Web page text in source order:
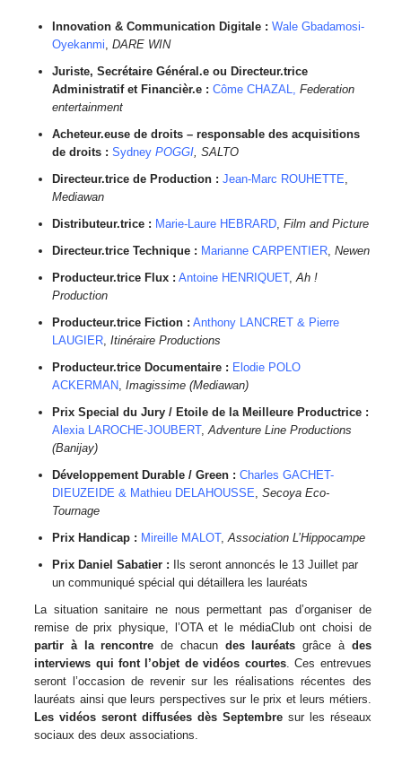
Innovation & Communication Digitale : Wale Gbadamosi-
Oyekanmi,DARE WIN
Juriste, Secrétaire Général.e ou Directeur.trice
Administratif et Financièr.e : Côme CHAZAL, Federation
entertainment
Acheteur.euse de droits – responsable des acquisitions
de droits : SydneyPOGGI, SALTO
Directeur.trice de Production : Jean-Marc ROUHETTE,
Mediawan
Distributeur.trice : Marie-Laure HEBRARD,Film and Picture
Directeur.trice Technique : Marianne CARPENTIER,Newen
Producteur.trice Flux : Antoine HENRIQUET,Ah !
Production
Producteur.trice Fiction : Anthony LANCRET & Pierre
LAUGIER,Itinéraire Productions
Producteur.trice Documentaire : Elodie POLO
ACKERMAN,Imagissime (Mediawan)
Prix Special du Jury / Etoile de la Meilleure Productrice :
Alexia LAROCHE-JOUBERT,Adventure Line Productions
(Banijay)
Développement Durable / Green : Charles GACHET-
DIEUZEIDE & Mathieu DELAHOUSSE,Secoya Eco-
Tournage
Prix Handicap : Mireille MALOT,Association L’Hippocampe
Prix Daniel Sabatier : Ils seront annoncés le 13 Juillet par
un communiqué spécial qui détaillera les lauréats
La situation sanitaire ne nous permettant pas d’organiser de
remise de prix physique, l’OTA et le médiaClub ont choisi de
partir à la rencontrede chacun des lauréats grâce à des
interviews qui font l’objet de vidéos courtes. Ces entrevues
seront l’occasion de revenir sur les réalisations récentes des
lauréats ainsi que leurs perspectives sur le prix et leurs métiers.
Les vidéos seront diffusées dès Septembre sur les réseaux
sociaux des deux associations.